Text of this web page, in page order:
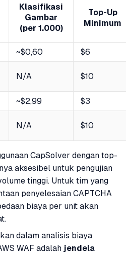
Klasifikasi
Gambar
(per 1.000)
Top-Up
Minimum
~$0,60
$6
N/A $10
~$2,99
$3
N/A $10
CapSolver dengan top-
aksesibel untuk pengujian
tinggi. Untuk tim yang
penyelesaian CAPTCHA
biaya per unit akan
dalam analisis biaya
WAF adalah jendela